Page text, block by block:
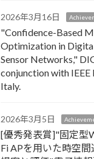
2026年3月16日
"Confidence-Based
Optimization in
Sensor Networks,"
conjunction with IEEE
Italy.
2026年3月5日
[優秀発表賞]"固定型
Fi APを用いた時空